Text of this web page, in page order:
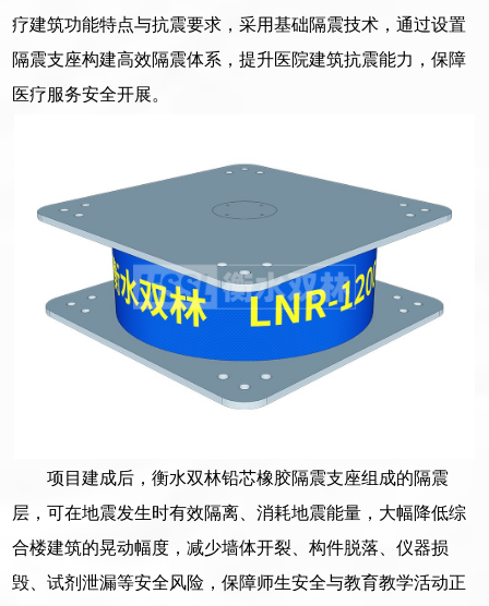
疗建筑功能特点与抗震要求，采用基础隔震技术，通过设置
隔震支座构建高效隔震体系，提升医院建筑抗震能力，保障
医疗服务安全开展。
项目建成后，衡水双林铅芯橡胶隔震支座组成的隔震
层，可在地震发生时有效隔离、消耗地震能量，大幅降低综
合楼建筑的晃动幅度，减少墙体开裂、构件脱落、仪器损
毁、试剂泄漏等安全风险，保障师生安全与教育教学活动正